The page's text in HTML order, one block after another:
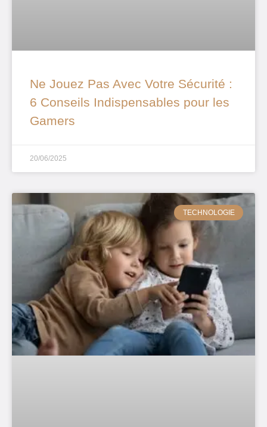
Ne Jouez Pas Avec Votre Sécurité :
6 Conseils Indispensables pour les
Gamers
20/06/2025
TECHNOLOGIE